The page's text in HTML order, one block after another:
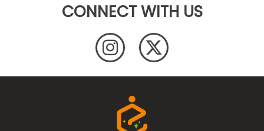
CONNECT WITH US